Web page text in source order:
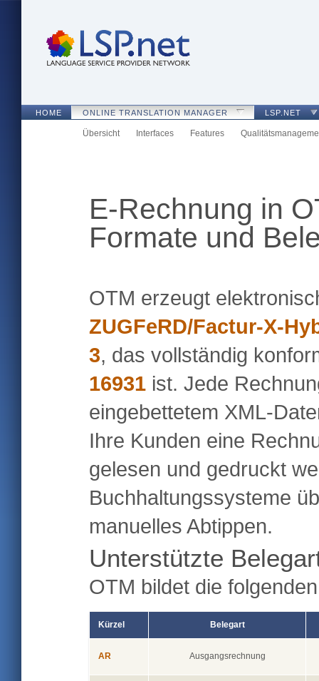
HOME ONLINE TRANSLATION MANAGER LSP.NET
Übersicht Interfaces Features
E-Rechnung in
Formate und
OTM erzeugt
ZUGFeRD/Factur-X-
3, das vollständig
16931 ist. Jede
eingebettetem XML-
Ihre Kunden eine
gelesen und gedruckt
Buchhaltungssysteme
manuelles Abtippen.
Unterstützte
OTM bildet die
Kürzel Belegart
AR Ausgangsrechnung